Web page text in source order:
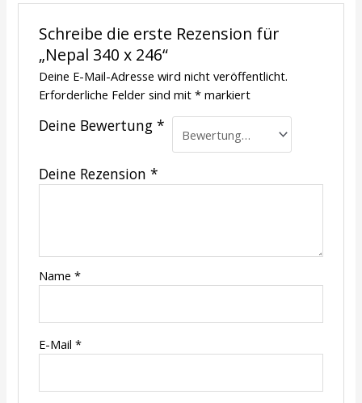
Schreibe die erste Rezension für
„Nepal 340 x 246“
Deine E-Mail-Adresse wird nicht veröffentlicht.
Erforderliche Felder sind mit *markiert
Deine Bewertung *
Deine Rezension *
Name *
E-Mail *